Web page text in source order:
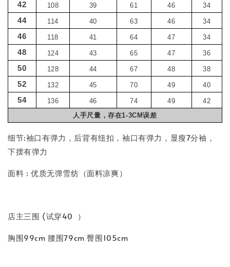
42 108 39 61 46 34
44 114 40 63 46 34
46 118 41 64 47 34
48 124 43 65 47 36
50 128 44 67 48 38
52 132 45 70 49 40
54 136 46 74 49
42
人手尺量，存在1-3CM误差
细节:袖口有弹力，后背有纽扣，袖口有弹力，显瘦7分袖，
下摆有弹力
面料 : 优质无弹雪纺（面料凉爽）
店主三围 (试穿40 ）
胸围99cm 腰围79cm 臀围105cm